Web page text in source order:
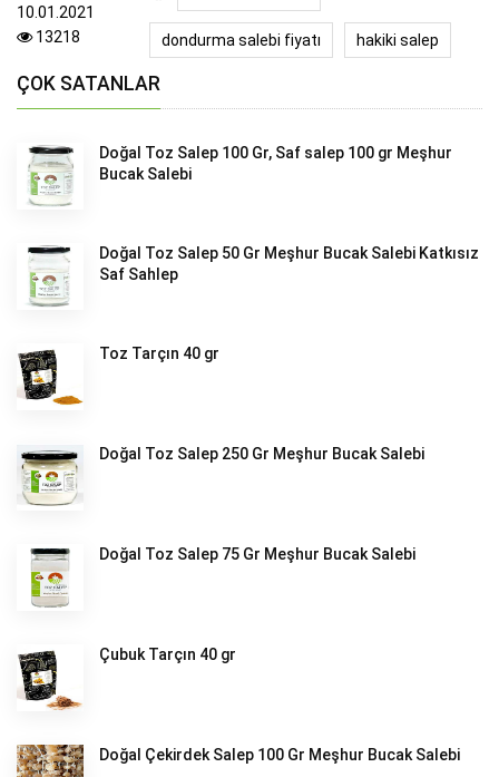
10.01.2021
13218
dondurma salebi fiyatı hakiki salep
ÇOK SATANLAR
Doğal Toz Salep 100 Gr, Saf salep 100 gr Meşhur
Bucak Salebi
Doğal Toz Salep 50 Gr Meşhur Bucak Salebi Katkısız
Saf Sahlep
Toz Tarçın 40 gr
Doğal Toz Salep 250 Gr Meşhur Bucak Salebi
Doğal Toz Salep 75 Gr Meşhur Bucak Salebi
Çubuk Tarçın 40 gr
Doğal Çekirdek Salep 100 Gr Meşhur Bucak Salebi